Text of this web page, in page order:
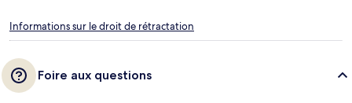
Informations sur le droit de rétractation
Foire aux questions